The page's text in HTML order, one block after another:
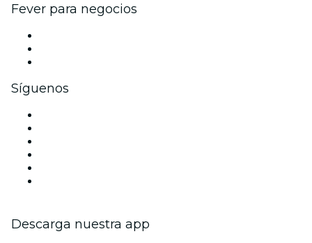
Fever para negocios
Síguenos
Descarga nuestra app